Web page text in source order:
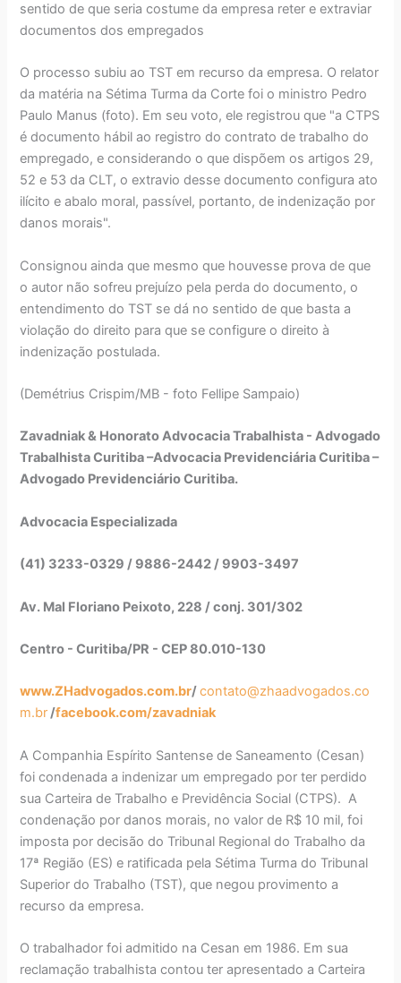
sentido de que seria costume da empresa reter e extraviar
documentos dos empregados
O processo subiu ao TST em recurso da empresa. O relator
da matéria na Sétima Turma da Corte foi o ministro Pedro
Paulo Manus (foto). Em seu voto, ele registrou que "a CTPS
é documento hábil ao registro do contrato de trabalho do
empregado, e considerando o que dispõem os artigos 29,
52 e 53 da CLT, o extravio desse documento configura ato
ilícito e abalo moral, passível, portanto, de indenização por
danos morais".
Consignou ainda que mesmo que houvesse prova de que
o autor não sofreu prejuízo pela perda do documento, o
entendimento do TST se dá no sentido de que basta a
violação do direito para que se configure o direito à
indenização postulada.
(Demétrius Crispim/MB - foto Fellipe Sampaio)
Zavadniak & Honorato Advocacia Trabalhista - Advogado
Trabalhista Curitiba –Advocacia Previdenciária Curitiba –
Advogado Previdenciário Curitiba.
Advocacia Especializada
(41) 3233-0329 / 9886-2442 / 9903-3497
Av. Mal Floriano Peixoto, 228 / conj. 301/302
Centro - Curitiba/PR - CEP 80.010-130
www.ZHadvogados.com.br/contato@zhaadvogados.co
m.br/facebook.com/zavadniak
A Companhia Espírito Santense de Saneamento (Cesan)
foi condenada a indenizar um empregado por ter perdido
sua Carteira de Trabalho e Previdência Social (CTPS). A
condenação por danos morais, no valor de R$ 10 mil, foi
imposta por decisão do Tribunal Regional do Trabalho da
17ª Região (ES) e ratificada pela Sétima Turma do Tribunal
Superior do Trabalho (TST), que negou provimento a
recurso da empresa.
O trabalhador foi admitido na Cesan em 1986. Em sua
reclamação trabalhista contou ter apresentado a Carteira